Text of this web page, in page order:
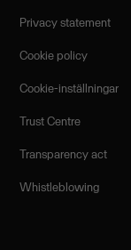
Privacy statement
Cookie policy
Cookie-inställningar
Trust Centre
Transparency act
Whistleblowing